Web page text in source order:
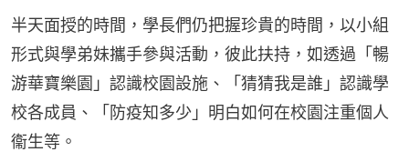
半天面授的時間，學長們仍把握珍貴的時間，以小組
形式與學弟妹攜手參與活動，彼此扶持，如透過「暢
游華寶樂園」認識校園設施、「猜猜我是誰」認識學
校各成員、「防疫知多少」明白如何在校園注重個人
衞生等。